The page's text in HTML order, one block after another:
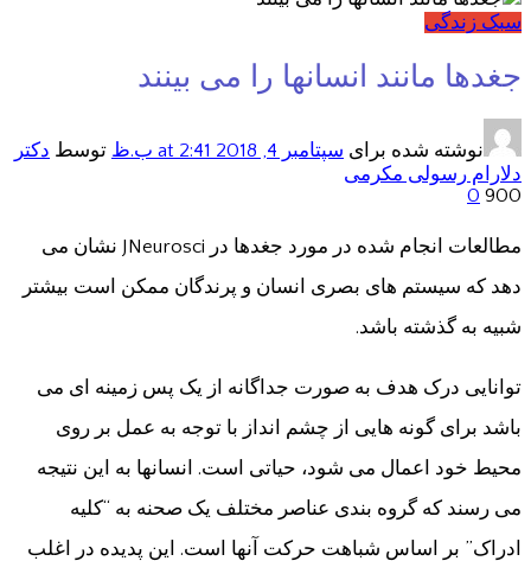
سبک زندگی
جغدها مانند انسانها را می بینند
نوشته شده برای سپتامبر 4, 2018 at 2:41 ب.ظ توسط دکتر
دلارام رسولی مکرمی
900
0
مطالعات انجام شده در مورد جغدها در JNeurosci نشان می
دهد که سیستم های بصری انسان و پرندگان ممکن است بیشتر
شبیه به گذشته باشد.
توانایی درک هدف به صورت جداگانه از یک پس زمینه ای می
باشد برای گونه هایی از چشم انداز با توجه به عمل بر روی
محیط خود اعمال می شود، حیاتی است. انسانها به این نتیجه
می رسند که گروه بندی عناصر مختلف یک صحنه به “کلیه
ادراک” بر اساس شباهت حرکت آنها است. این پدیده در اغلب